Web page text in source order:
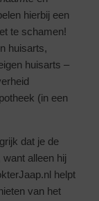
hierbij een
te schamen!
huisarts,
huisarts –
(in een
dat je de
alleen hij
helpt
van het